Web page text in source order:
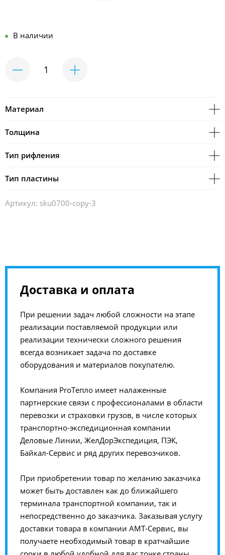
В наличии
Материал
Толщина
Тип рифления
Тип пластины
Артикул: sku0700-copy-3
Доставка и оплата
При решении задач любой сложности на этапе
реализации поставляемой продукции или
реализации технически сложного решения
всегда возникает задача по доставке
оборудования и материалов покупателю.
Компания ProТепло имеет налаженные
партнерские связи с профессионалами в области
перевозки и страховки грузов, в числе которых
транспортно-экспедиционная компании
Деловые Линии, ЖелДорЭкспедиция, ПЭК,
Байкал-Сервис и ряд других перевозчиков.
При приобретении товар по желанию заказчика
может быть доставлен как до ближайшего
терминала транспортной компании, так и
непосредственно до заказчика. Заказывая услугу
доставки товара в компании АМТ-Сервис, вы
получаете необходимый товар в кратчайшие